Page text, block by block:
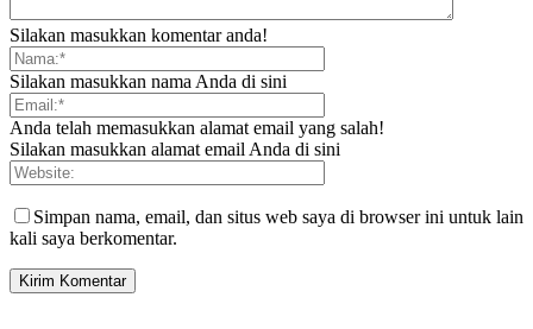
Silakan masukkan komentar anda!
Silakan masukkan nama Anda di sini
Anda telah memasukkan alamat email yang salah!
Silakan masukkan alamat email Anda di sini
Simpan nama, email, dan situs web saya di browser ini untuk lain
kali saya berkomentar.